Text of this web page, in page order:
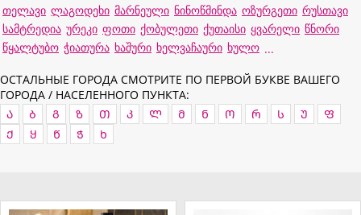
თელავი ლაგოდეხი მარნეული ნინოწმინდა ოზურგეთი რუსთავი
სამტრედია ურეკი ფოთი ქობულეთი ქუთაისი ყვარელი წნორი
წყალტუბო ჭიათურა ხაშური ხელვაჩაური ხულო ...
ОСТАЛЬНЫЕ ГОРОДА СМОТРИТЕ ПО ПЕРВОЙ БУКВЕ ВАШЕГО
ГОРОДА / НАСЕЛЕННОГО ПУНКТА:
Ა
Ბ Გ Ზ Თ Კ Ლ Მ Ნ Ო Რ Ს Უ
Ფ
Ქ
Ყ Წ Ჭ Ხ